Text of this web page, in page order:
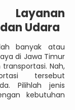
Udara
banyak atau
di Jawa Timur
Nah,
tersebut
Pilihlah jenis
kebutuhan